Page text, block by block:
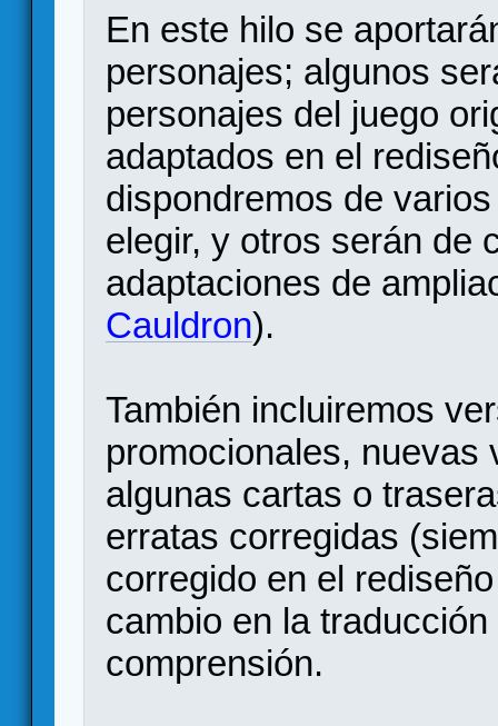
En este hilo se
personajes; algunos
personajes del juego
adaptados en el
dispondremos de
elegir, y otros serán de
adaptaciones de
Cauldron).
También incluiremos
promocionales, nuevas
algunas cartas o
erratas corregidas
corregido en el
cambio en la
comprensión.